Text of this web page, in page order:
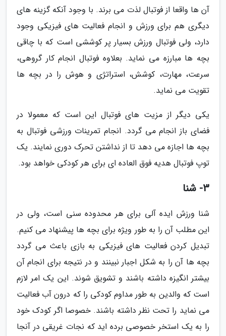
آن ها واقعا از فوتبال لذت می برند. با وجود آنکه گزینه های
دیگری هم برای ورزش و انجام فعالیت های فیزیکی وجود
دارد، ولی فوتبال ورزش بسیار پر کوششی است که با چاقی
بچه ها مبارزه می نماید. بعلاوه فوتبال انجام کار گروهی،
سرعت، مهارت، کوشش، استراتژی و هوش را در بچه ها
تقویت می نماید.
یکی دیگر از مزیت های فوتبال این است که معمولا در
فضای باز انجام می گردد. انجام تمرینات ورزشی فوتبال به
بچه ها اجازه می دهد تا از نداشتن تحرک دوری نمایند. یک
توپ فوتبال هدیه فوق العاده ای برای هر کودکی خواهد بود.
3- شنا
شنا ورزش ایده آلی برای هر محدوده سنی است، ولی در
این مطلب آن را به طور ویژه برای بچه ها پیشنهاد می کنیم.
تبدیل کردن فعالیت های فیزیکی به بازی باعث می گردد
بچه ها آن را به شکل اجبار نبینند و در نتیجه برای انجام آن
بیشتر انگیزه داشته باشند و تشویق شوند. این یک امر لازم
است که والدین به طور مداوم کودکی را که درون آب فعالیت
می نماید را تحت نظر داشته باشند. خصوصا اگر کودک خود
را به یک استخر خصوصی برده اید که نجات غریقی در آنجا